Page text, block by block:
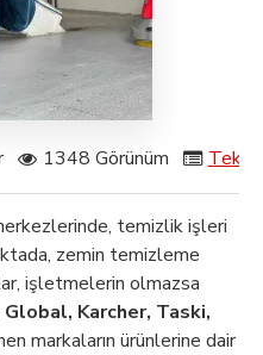
1348 Görünüm
temizlik işleri
zemin temizleme
işletmelerin olmazsa
Global, Karcher, Taski,
markaların ürünlerine dair